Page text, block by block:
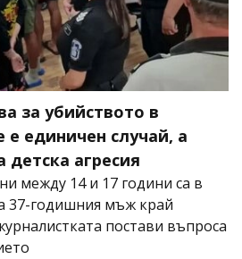
за убийството в
единичен случай, а
детска агресия
между 14 и 17 години са в
37-годишния мъж край
постави въпроса